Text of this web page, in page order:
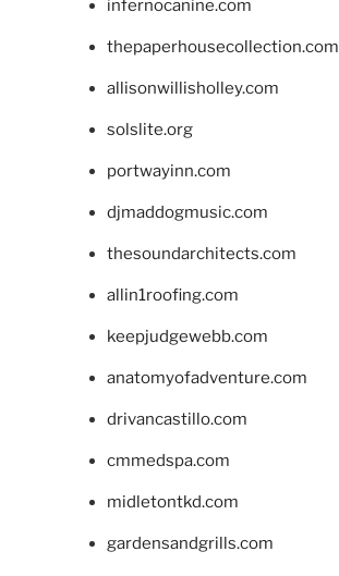
infernocanine.com
thepaperhousecollection.com
allisonwillisholley.com
solslite.org
portwayinn.com
djmaddogmusic.com
thesoundarchitects.com
allin1roofing.com
keepjudgewebb.com
anatomyofadventure.com
drivancastillo.com
cmmedspa.com
midletontkd.com
gardensandgrills.com